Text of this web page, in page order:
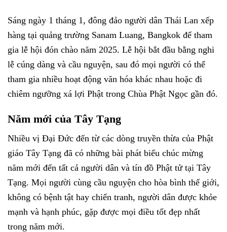
Sáng ngày 1 tháng 1, đông đảo người dân Thái Lan xếp
hàng tại quảng trường Sanam Luang, Bangkok để tham
gia lễ hội đón chào năm 2025. Lễ hội bắt đầu bằng nghi
lễ cúng dàng và cầu nguyện, sau đó mọi người có thể
tham gia nhiều hoạt động văn hóa khác nhau hoặc đi
chiêm ngưỡng xá lợi Phật trong Chùa Phật Ngọc gần đó.
Năm mới của Tây Tạng
Nhiều vị Đại Đức đến từ các dòng truyền thừa của Phật
giáo Tây Tạng đã có những bài phát biểu chúc mừng
năm mới đến tất cả người dân và tín đồ Phật tử tại Tây
Tạng. Mọi người cùng cầu nguyện cho hòa bình thế giới,
không có bệnh tật hay chiến tranh, người dân được khỏe
mạnh và hạnh phúc, gặp được mọi điều tốt đẹp nhất
trong năm mới.